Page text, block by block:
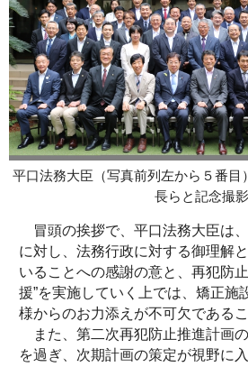
平口法務大臣（写真前列左から５番目
長らと記念撮影
冒頭の挨拶で、平口法務大臣は
に対し、法務行政に対する御理解
いることへの感謝の意と、再犯防
援”を実施していく上では、矯正施
様からのお力添えが不可欠である
また、第二次再犯防止推進計画
を過ぎ、次期計画の策定が視野に